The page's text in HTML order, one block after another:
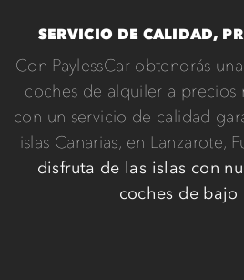
SERVICIO DE CALIDAD,
Con PaylessCar obtendrás
coches de alquiler a precios
con un servicio de calidad
islas Canarias, en Lanzarote,
disfruta de las islas con
coches de bajo